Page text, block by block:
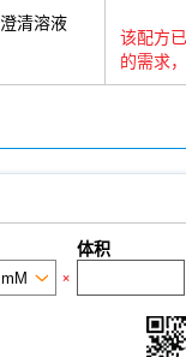
澄清溶液
该配方
的需求
体积
×